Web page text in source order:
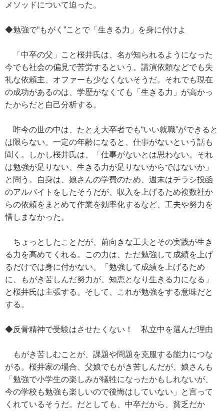
メソッドについて迫った。
◆勉強で“もがく”ことで「生きる力」を身に付けよ
「中卒の父」こと桜井氏は、名が知られるようになった
今でも社会の偏見で苦労するという。講演依頼などでも失
礼な依頼主、オファーも少なくないそうだ。それでも現在
の成功があるのは、学歴がなくても「生きる力」が高かっ
たからだと自己分析する。
昨今の世の中は、たとえ大卒者でも“いい就職”ができると
は限らない。一定の年齢になると、仕事がないという話も
聞く。しかし桜井氏は、「仕事がないとは思わない。それ
は勉強が足りない、生きる力が足りないからではないか」
と問う。自身は、娘さんの学費のため、週末はチラシ投函
のアルバイトをしたそうだが、収入を上げるため複数社か
らの依頼をまとめて作業を効率化するなど、工夫や努力を
惜しまなかった。
ちょっとしたことだが、前向きな工夫とその実践が生き
る力を高めてくれる。この力は、ただ勉強して成績を上げ
るだけでは身に付かない。「勉強して成績を上げるため
に、もがき苦しんだ努力が、知恵となり生きる力になる」
と桜井氏は主張する。そして、これが勉強をする意味だと
する。
◆反骨精神で受験はさせたくない！ 私立中を選んだ理由
もがき苦しむことが、課題や問題を克服する能力につな
がる。桜井家の場合、父娘でもがき苦しんだが、娘さんも
「勉強で小学生の楽しみが犠牲になったかもしれないが、
今の学校も勉強も楽しいので後悔はしていない」と言って
くれているそうだ。だとしても、中卒だから、貧乏だか